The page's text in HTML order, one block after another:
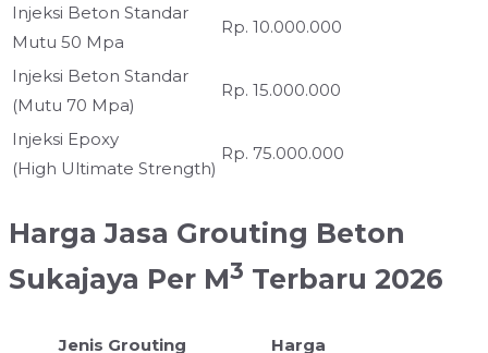
Injeksi Beton Standar
Mutu 50 Mpa
Rp. 10.000.000
Injeksi Beton Standar
(Mutu 70 Mpa)
Rp. 15.000.000
Injeksi Epoxy
(High Ultimate Strength)
Rp. 75.000.000
Harga Jasa Grouting Beton
Sukajaya Per M3 Terbaru 2026
Jenis Grouting Harga